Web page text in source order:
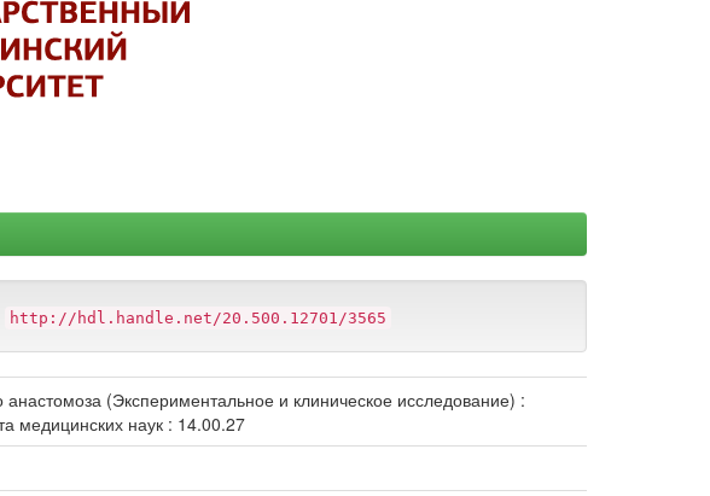
http://hdl.handle.net/20.500.12701/3565
(Экспериментальное и клиническое исследование) :
медицинских наук : 14.00.27